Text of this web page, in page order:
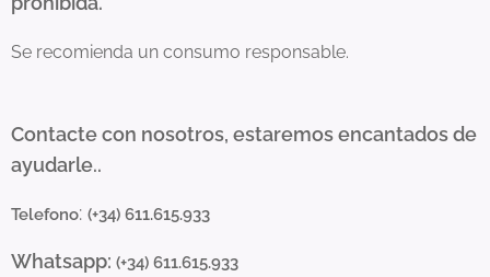
Se recomienda un consumo responsable.
Contacte con nosotros, estaremos encantados de
ayudarle..
Telefono: (+34) 611.615.933
Whatsapp: (+34) 611.615.933